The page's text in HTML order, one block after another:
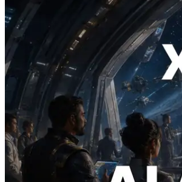
2026.07.04
ERPC x402 destekli
yayınladı — AI agent'ların
duydukları API'ler için
yaptığı dönem
Bu makaleyi oku